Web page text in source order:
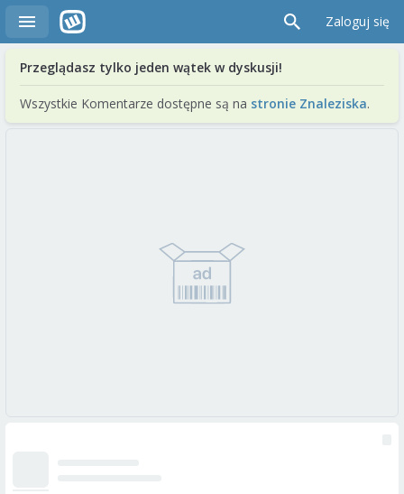
Zaloguj się
Przeglądasz tylko jeden wątek w dyskusji!
Wszystkie Komentarze dostępne są na stronie Znaleziska.